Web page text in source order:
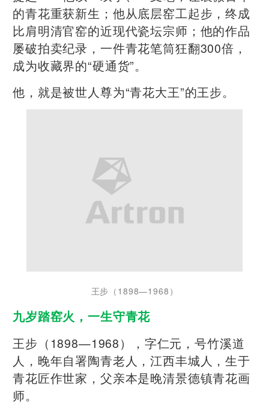
的青花重获新生；他从底层窑工起步，终成
比肩明清官窑的近现代瓷坛宗师；他的作品
屡破拍卖纪录，一件青花笔筒狂翻300倍，
成为收藏界的“硬通货”。
他，就是被世人尊为“青花大王”的王步。
王步（1898—1968）
九岁踏窑火，一生守青花
王步（1898—1968），字仁元，号竹溪道
人，晚年自署陶青老人，江西丰城人，生于
青花匠作世家，父亲本是晚清景德镇青花画
师。